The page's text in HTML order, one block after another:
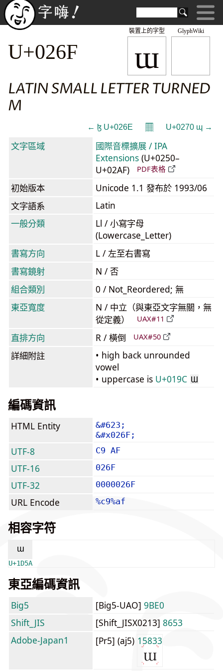
GlyphWiki
ɯ
裝置上的字型
U+026F
LATIN SMALL LETTER TURNED
M
← ɮ U+026E 𝄜 U+0270 ɰ →
文字區域
國際音標擴展 / IPA
Extensions (U+0250–
U+02AF)
PDF表格
初始版本
Unicode 1.1 發布於 1993/06
文字語系
Latin
一般分類
Ll / 小寫字母
(Lowercase_Letter)
書寫方向
L / 左至右書寫
書寫鏡射
N / 否
組合類別
0 / Not_Reordered; 無
東亞寬度
N / 中立（與東亞文字無關，無
從定義）
UAX#11
直排方向 R / 橫倒 UAX#50
詳細附註
• high back unrounded
vowel
• uppercase is U+019C Ɯ
編碼資訊
HTML Entity
&#623;
&#x026F;
UTF-8 C9 AF
UTF-16 026F
UTF-32 0000026F
URL Encode %c9%af
相容字符
ᵚ
U+1D5A
東亞編碼資訊
Big5 [Big5-UAO] 9BE0
Shift_JIS
[Shift_JISX0213] 8653
Adobe-Japan1
[Pr5] (aj5) 15833